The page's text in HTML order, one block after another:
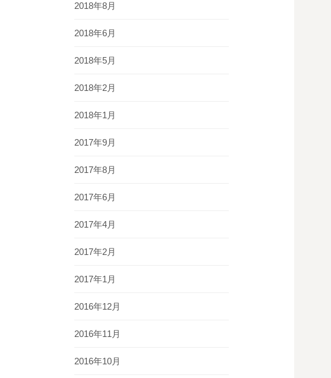
2018年8月
2018年6月
2018年5月
2018年2月
2018年1月
2017年9月
2017年8月
2017年6月
2017年4月
2017年2月
2017年1月
2016年12月
2016年11月
2016年10月